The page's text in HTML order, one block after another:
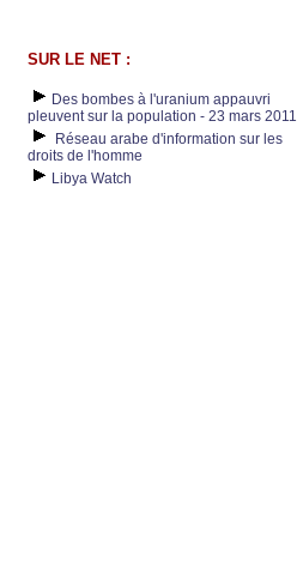
SUR LE NET :
Des bombes à l'uranium appauvri
pleuvent sur la population - 23 mars 2011
Réseau arabe d'information sur les
droits de l'homme
Libya Watch